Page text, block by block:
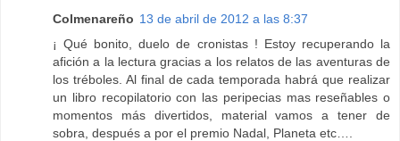
Colmenareño 13 de abril de 2012 a las 8:37
¡ Qué bonito, duelo de cronistas ! Estoy recuperando la
afición a la lectura gracias a los relatos de las aventuras de
los tréboles. Al final de cada temporada habrá que realizar
un libro recopilatorio con las peripecias mas reseñables o
momentos más divertidos, material vamos a tener de
sobra, después a por el premio Nadal, Planeta etc….